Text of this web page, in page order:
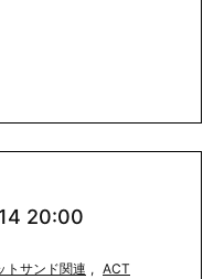
20:00
トサンド関連 , ACT